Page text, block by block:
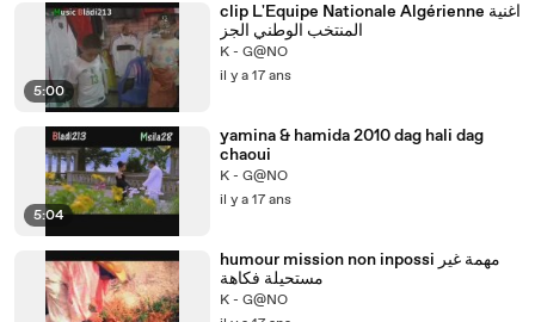
5:00
clip L'Equipe Nationale Algérienne اغنية
المنتخب الوطني الجز
K - G@NO
il y a 17 ans
5:04
yamina & hamida 2010 dag hali dag
chaoui
K - G@NO
il y a 17 ans
humour mission non inpossi مهمة غير
مستحيلة فكاهة
K - G@NO